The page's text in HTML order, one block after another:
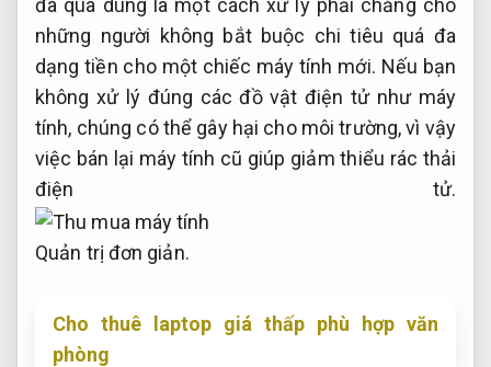
đã qua dùng là một cách xử lý phải chăng cho
những người không bắt buộc chi tiêu quá đa
dạng tiền cho một chiếc máy tính mới. Nếu bạn
không xử lý đúng các đồ vật điện tử như máy
tính, chúng có thể gây hại cho môi trường, vì vậy
việc bán lại máy tính cũ giúp giảm thiểu rác thải
điện tử.
Quản trị đơn giản.
Cho thuê laptop giá thấp phù hợp văn
phòng